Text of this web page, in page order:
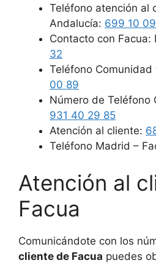
Teléfono atención al
Andalucía: 699 10
Contacto con Facua:
32
Teléfono Comunidad
00 89
Número de Teléfono
931 40 29 85
Atención al cliente:
Teléfono Madrid –
Atención al
Facua
Comunicándote con los
cliente de Facua puedes